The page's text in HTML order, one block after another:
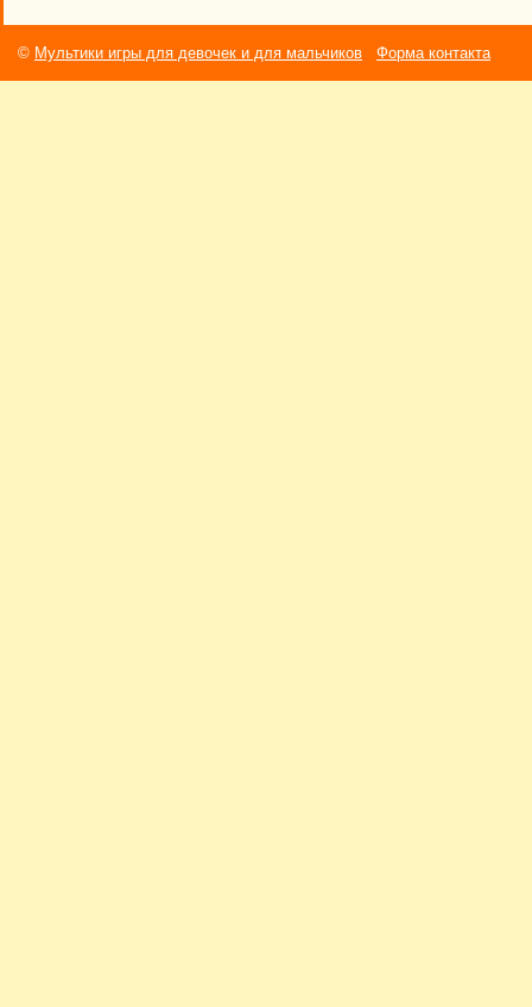
© Мультики игры для девочек и для мальчиков Форма контакта